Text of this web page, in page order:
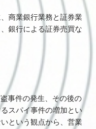
商業銀行業務と証券業
銀行による証券売買な
事件の発生、その後の
スパイ事件の増加とい
という観点から、営業